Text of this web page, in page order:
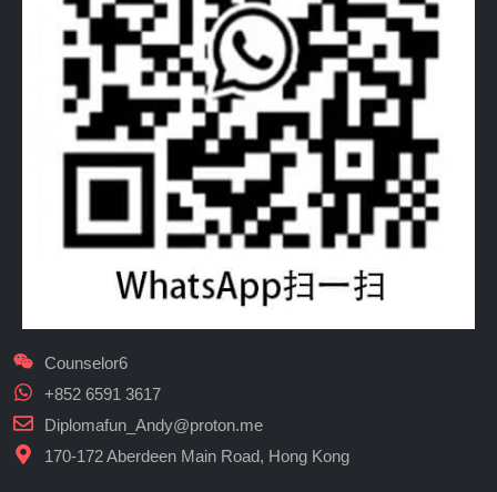
Counselor6
+852 6591 3617
Diplomafun_Andy@proton.me
170-172 Aberdeen Main Road, Hong Kong